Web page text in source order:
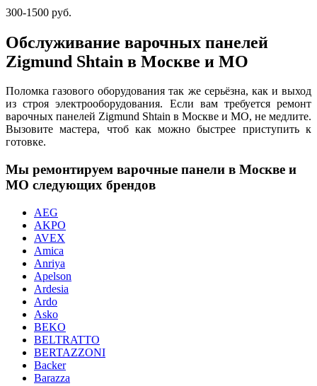
300-1500 руб.
Обслуживание варочных панелей
Zigmund Shtain в Москве и МО
Поломка газового оборудования так же серьёзна, как и выход
из строя электрооборудования. Если вам требуется ремонт
варочных панелей Zigmund Shtain в Москве и МО, не медлите.
Вызовите мастера, чтоб как можно быстрее приступить к
готовке.
Мы ремонтируем варочные панели в Москве и
МО следующих брендов
AEG
AKPO
AVEX
Amica
Anriya
Apelson
Ardesia
Ardo
Asko
BEKO
BELTRATTO
BERTAZZONI
Backer
Barazza